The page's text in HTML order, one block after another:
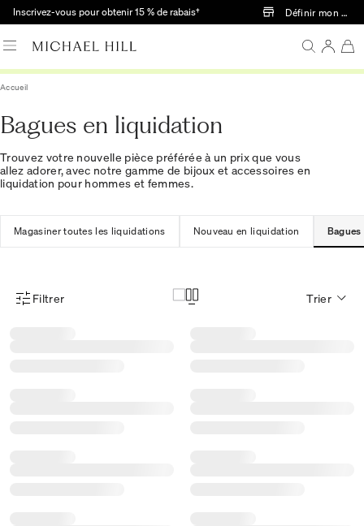
Passer au contenu principal
Inscrivez-vous pour obtenir 15 % de rabais† Définir mon
Accueil
Bagues en liquidation
Trouvez votre nouvelle pièce préférée à un prix que vous
allez adorer, avec notre gamme de bijoux et accessoires en
liquidation pour hommes et femmes.
Magasiner toutes les liquidations Nouveau en liquidation Bagues
Menu des filtres d'articles
Filtrer Trier